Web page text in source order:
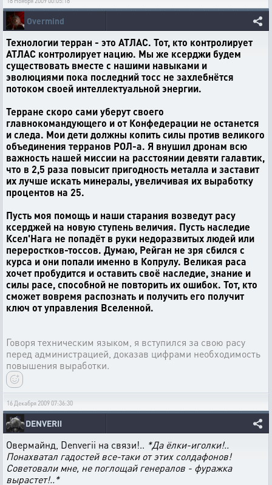
Overmind
Технологии терран - это АТЛАС. Тот, кто контролирует
АТЛАС контролирует нацию. Мы же ксерджи будем
существовать вместе с нашими навыками и
эволюциями пока последний тосс не захлебнётся
потоком своей интеллектуальной энергии.
Терране скоро сами уберут своего
главнокомандующего и от Конфедерации не останется
и следа. Мои дети должны копить силы против великого
объединения терранов РОЛ-а. Я внушил дронам всю
важность нашей миссии на расстоянии девяти галавтик,
что в 2,5 раза повысит пригодность металла и заставит
их лучше искать минералы, увеличивая их выработку
процентов на 25.
Пусть моя помощь и наши старания возведут расу
ксерджей на новую ступень величия. Пусть наследие
Ксел'Нага не попадёт в руки недоразвитых людей или
переростков-тоссов. Думаю, Рейган не зря сбился с
курса и они попали именно в Копрулу. Великая раса
хочет пробудится и оставить своё наследие, знание и
силы расе, способной не повторить их ошибок. Тот, кто
сможет вовремя распознать и получить его получит
ключ от управления Вселенной.
Говоря техническим языком, я вступился за свою расу
перед администрацией, доказав цифрами необходимость
повышения выработки.
16 Декабря 2009 07:36:30
DENVERII
Овермайнд, Denverii на связи!.. *Да ёлки-иголки!..
Понахватал гадостей все-таки от этих солдафонов!
Советовали мне, не поглощай генералов - фуражка
вырастет!..*